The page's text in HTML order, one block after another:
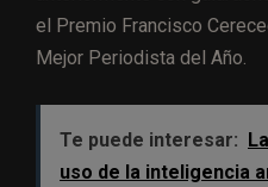
el Premio Francisco
Mejor Periodista del Año.
Te puede interesar:
uso de la inteligencia